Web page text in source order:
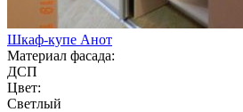
Шкаф-купе Анот
Материал фасада:
ДСП
Цвет:
Светлый